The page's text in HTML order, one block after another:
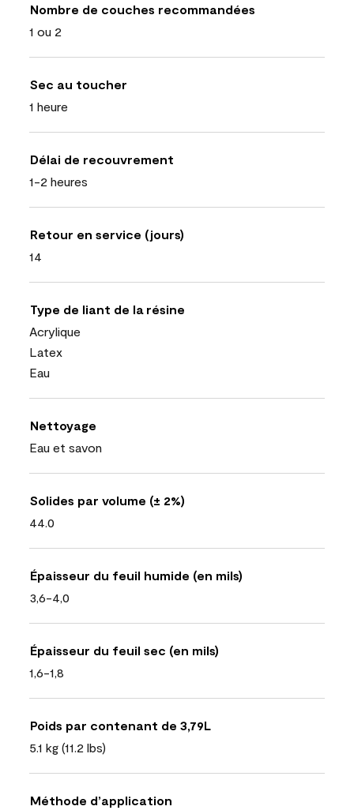
Nombre de couches recommandées
1 ou 2
Sec au toucher
1 heure
Délai de recouvrement
1-2 heures
Retour en service (jours)
14
Type de liant de la résine
Acrylique
Latex
Eau
Nettoyage
Eau et savon
Solides par volume (± 2%)
44.0
Épaisseur du feuil humide (en mils)
3,6-4,0
Épaisseur du feuil sec (en mils)
1,6-1,8
Poids par contenant de 3,79L
5.1 kg (11.2 lbs)
Méthode d’application